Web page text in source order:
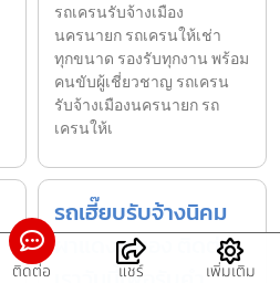
รถเครนรับจ้างเมือง
นครนายก รถเครนให้เช่า
ทุกขนาด รองรับทุกงาน พร้อม
คนขับผู้เชี่ยวชาญ รถเครน
รับจ้างเมืองนครนายก รถ
เครนให้เ
รถเฮี๊ยบรับจ้างนิคม
ผาแดงระยอง ติดต่อ
ติดต่อ แชร์ เพิ่มเติม